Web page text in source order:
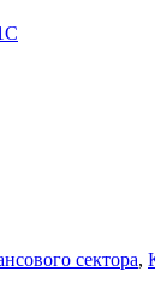
сектора,